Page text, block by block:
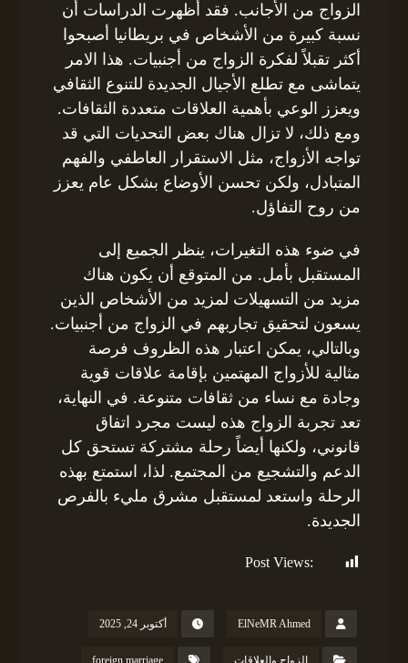
الزواج من الأجانب. فقد أظهرت الدراسات أن
نسبة كبيرة من الأشخاص في بريطانيا أصبحوا
أكثر تقبلاً لفكرة الزواج من أجنبيات. هذا الامر
يتماشى مع تطلع الأجيال الجديدة للتنوع الثقافي
ويعزز الوعي بأهمية العلاقات متعددة الثقافات.
ومع ذلك، لا تزال هناك بعض التحديات التي قد
تواجه الأزواج، مثل الاستقرار العاطفي والفهم
المتبادل، ولكن تحسن الأوضاع بشكل عام يعزز
من روح التفاؤل.
في ضوء هذه التغيرات، ينظر الجميع إلى
المستقبل بأمل. من المتوقع أن يكون هناك
مزيد من التسهيلات لمزيد من الأشخاص الذين
يسعون لتحقيق تجاربهم في الزواج من أجنبيات.
وبالتالي، يمكن اعتبار هذه الظروف فرصة
مثالية للأزواج المهتمين بإقامة علاقات قوية
وجادة مع نساء من ثقافات متنوعة. في النهاية،
تعد تجربة الزواج هذه ليست مجرد اتفاق
قانوني، ولكنها أيضاً رحلة مشتركة تستحق كل
الدعم والتشجيع من المجتمع. لذا، استمتع بهذه
الرحلة واستعد لمستقبل مشرق مليء بالفرص
الجديدة.
Post Views:
ElNeMR Ahmed أكتوبر 24, 2025
الزواج والعلاقات foreign marriage